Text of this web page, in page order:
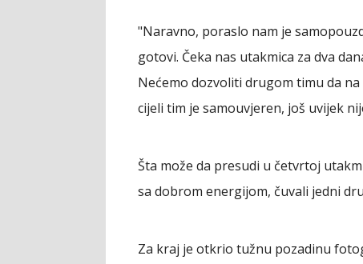
"Naravno, poraslo nam je
gotovi. Čeka nas utakmica za dva
Nećemo dozvoliti drugom timu da
cijeli tim je samouvjeren, još uvijek
Šta može da presudi u četvrtoj
sa dobrom energijom, čuvali jedni
Za kraj je otkrio tužnu pozadinu